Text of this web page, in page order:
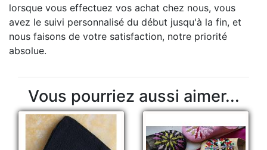
lorsque vous effectuez vos achat chez nous, vous
avez le suivi personnalisé du début jusqu'à la fin, et
nous faisons de votre satisfaction, notre priorité
absolue.
Vous pourriez aussi aimer...